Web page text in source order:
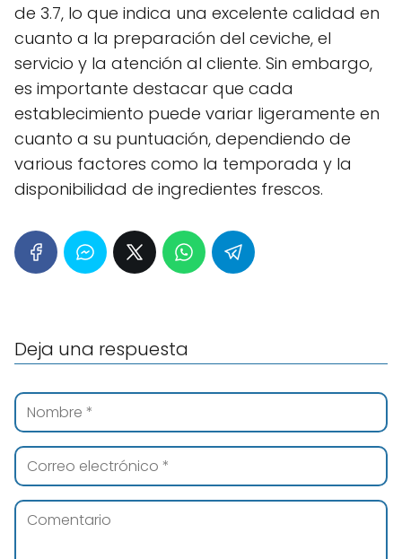
de 3.7, lo que indica una excelente calidad en
cuanto a la preparación del ceviche, el
servicio y la atención al cliente. Sin embargo,
es importante destacar que cada
establecimiento puede variar ligeramente en
cuanto a su puntuación, dependiendo de
various factores como la temporada y la
disponibilidad de ingredientes frescos.
Deja una respuesta